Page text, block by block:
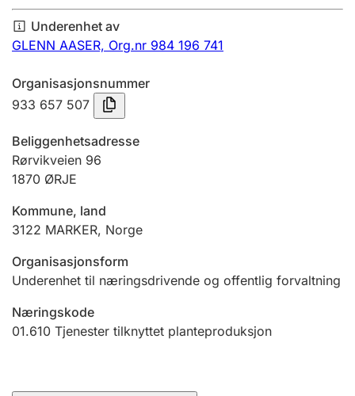
Årsregnskap
Innsending og forsinkelsesgebyr
Tinglysing
Jeger
Betaling og jegeravgiftskort
Ektepaktveileder
Underenhet av
GLENN AASER, Org.nr 984 196 741
Organisasjonsnummer
933 657 507
Beliggenhetsadresse
Rørvikveien 96
1870 ØRJE
Kommune, land
3122 MARKER, Norge
Organisasjonsform
Underenhet til næringsdrivende og offentlig forvaltning
Næringskode
01.610 Tjenester tilknyttet planteproduksjon